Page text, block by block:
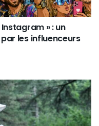
» : un
les influenceurs